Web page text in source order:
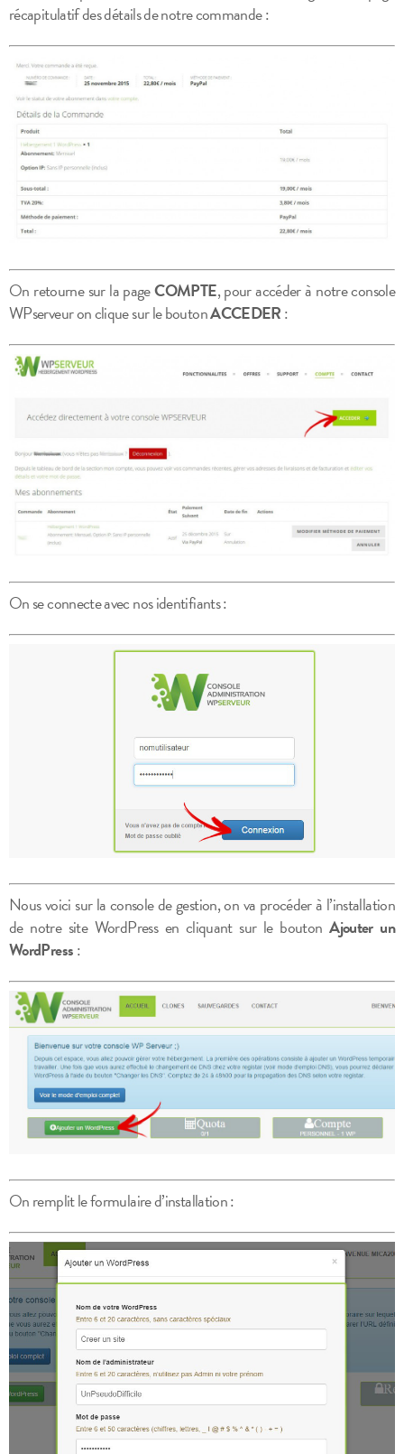
récapitulatif des détails de notre commande :
On retourne sur la pageCOMPTE, pour accéder à notre console
WPserveur on clique sur le boutonACCEDER:
On se connecte avec nos identifiants :
Nous voici sur la console de gestion, on va procéder à l’installation
de notre site WordPress en cliquant sur le boutonAjouter un
WordPress:
On remplit le formulaire d’installation :